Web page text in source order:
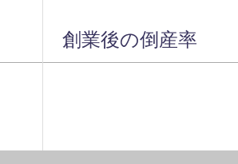
創業後の倒産率